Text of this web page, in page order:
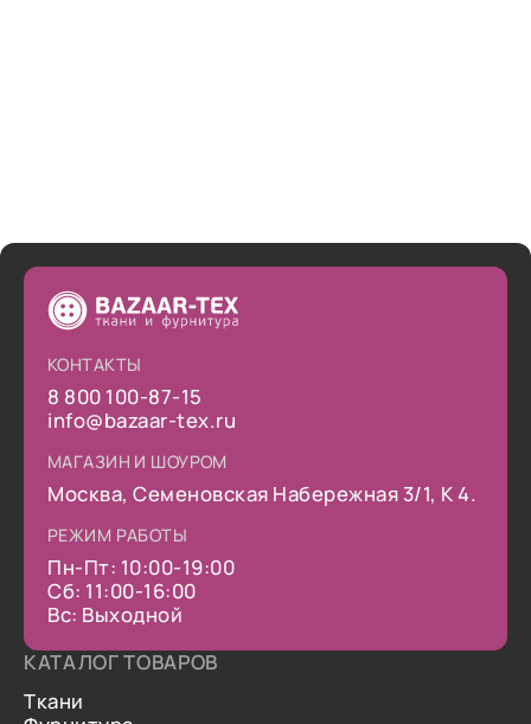
КОНТАКТЫ
8 800 100-87-15
info@bazaar-tex.ru
МАГАЗИН И ШОУРОМ
Москва, Семеновская Набережная 3/1, К 4.
РЕЖИМ РАБОТЫ
Пн-Пт: 10:00-19:00
Сб: 11:00-16:00
Вс: Выходной
КАТАЛОГ ТОВАРОВ
Ткани